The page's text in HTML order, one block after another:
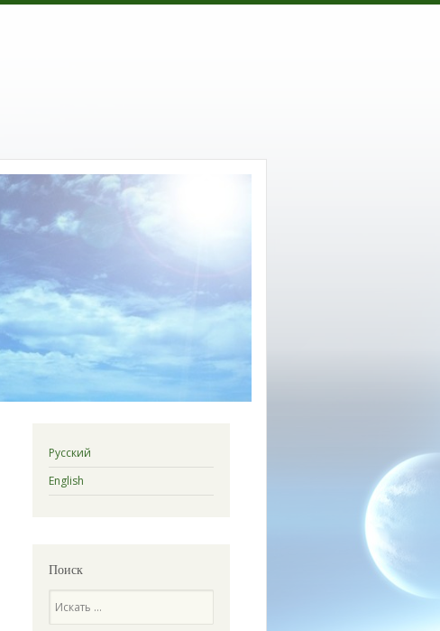
Русский
English
Поиск